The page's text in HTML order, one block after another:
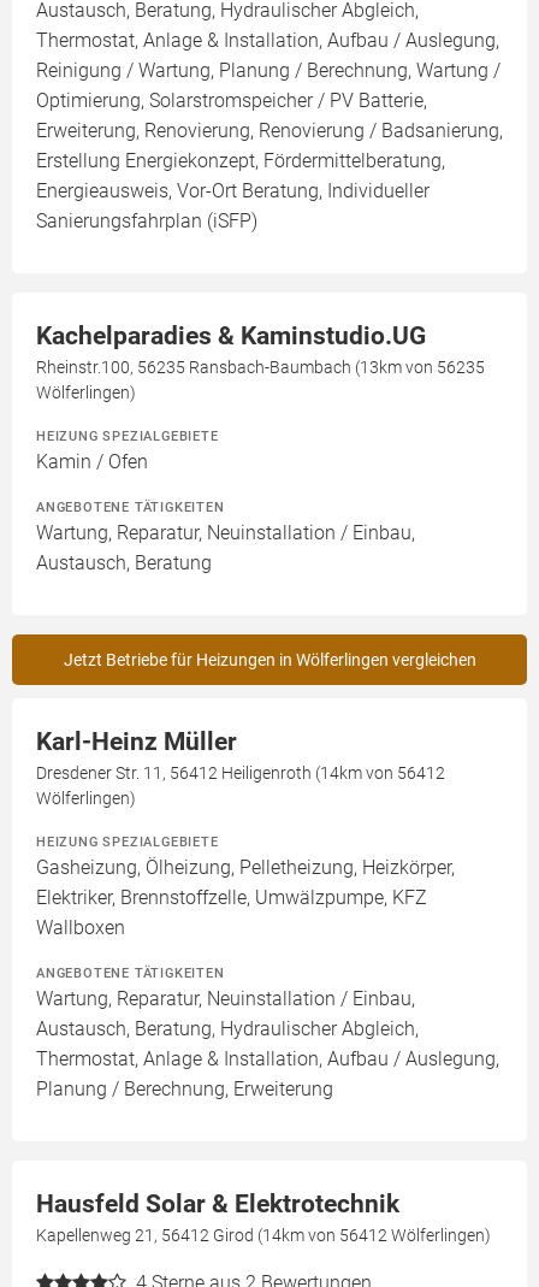
Austausch, Beratung, Hydraulischer Abgleich,
Thermostat, Anlage & Installation, Aufbau / Auslegung,
Reinigung / Wartung, Planung / Berechnung, Wartung /
Optimierung, Solarstromspeicher / PV Batterie,
Erweiterung, Renovierung, Renovierung / Badsanierung,
Erstellung Energiekonzept, Fördermittelberatung,
Energieausweis, Vor-Ort Beratung, Individueller
Sanierungsfahrplan (iSFP)
Kachelparadies & Kaminstudio.UG
Rheinstr.100, 56235 Ransbach-Baumbach (13km von 56235
Wölferlingen)
HEIZUNG SPEZIALGEBIETE
Kamin / Ofen
ANGEBOTENE TÄTIGKEITEN
Wartung, Reparatur, Neuinstallation / Einbau,
Austausch, Beratung
Jetzt Betriebe für Heizungen in Wölferlingen vergleichen
Karl-Heinz Müller
Dresdener Str. 11, 56412 Heiligenroth (14km von 56412
Wölferlingen)
HEIZUNG SPEZIALGEBIETE
Gasheizung, Ölheizung, Pelletheizung, Heizkörper,
Elektriker, Brennstoffzelle, Umwälzpumpe, KFZ
Wallboxen
ANGEBOTENE TÄTIGKEITEN
Wartung, Reparatur, Neuinstallation / Einbau,
Austausch, Beratung, Hydraulischer Abgleich,
Thermostat, Anlage & Installation, Aufbau / Auslegung,
Planung / Berechnung, Erweiterung
Hausfeld Solar & Elektrotechnik
Kapellenweg 21, 56412 Girod (14km von 56412 Wölferlingen)